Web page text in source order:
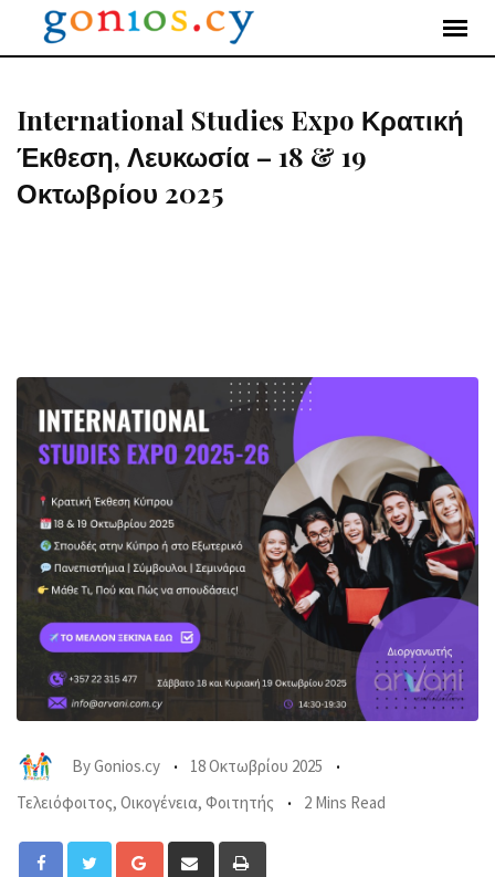
International Studies Expo Κρατική
Έκθεση, Λευκωσία – 18 & 19
Οκτωβρίου 2025
ByGonios.cy
18 Οκτωβρίου 2025
Τελειόφοιτος, Οικογένεια, Φοιτητής 2 Mins Read
Google+ Share